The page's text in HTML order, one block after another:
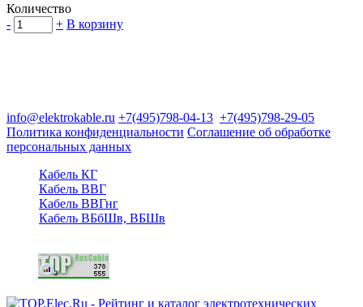
Количество
-
+ В корзину
info@elektrokable.ru +7(495)798-04-13 +7(495)798-29-05
Политика конфиденциальности Соглашение об обработке
персональных данных
Кабель КГ
Кабель ВВГ
Кабель ВВГнг
Кабель ВБбШв, ВБШв